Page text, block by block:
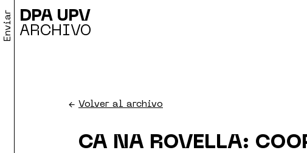
DPA UPV
ARCHIVO
Enviar
← Volver al archivo
CA NA ROVELLA: